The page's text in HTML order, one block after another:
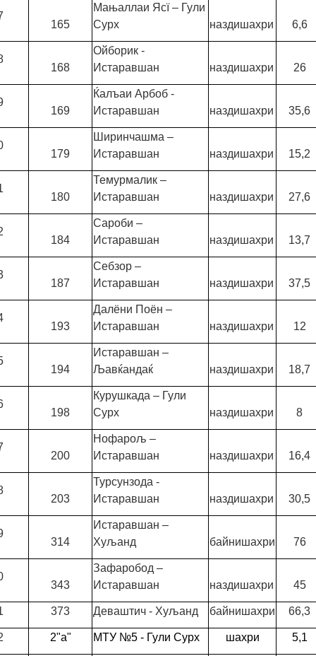
165
Мањаллаи Ясї – Гули
Сурх
наздишахри 6,6
168
Ойборик -
Истаравшан
наздишахри 26
169
Ќалъаи Арбоб -
Истаравшан
наздишахри 35,6
179
Ширинчашма –
Истаравшан
наздишахри 15,2
180
Темурмалик –
Истаравшан
наздишахри 27,6
184
Сароби –
Истаравшан
наздишахри 13,7
187
Себзор –
Истаравшан
наздишахри 37,5
193
Далёни Поён –
Истаравшан
наздишахри 12
194
Истаравшан –
Љавќандаќ
наздишахри 18,7
198
Курушкада – Гули
Сурх
наздишахри 8
200
Нофарољ –
Истаравшан
наздишахри 16,4
203
Турсунзода -
Истаравшан
наздишахри 30,5
314
Истаравшан –
Хуљанд
байнишахри 76
343
Зафаробод –
Истаравшан
наздишахри 45
373 Деваштич - Хуљанд байнишахри 66,3
2"а" МТУ №5 - Гули Сурх шахри 5,1